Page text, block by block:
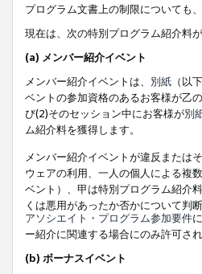
プログラム文書上の制限についても
現在は、次の特別プログラム紹介料が
(a) メンバー紹介イベント
メンバー紹介イベントは、 別紙 （以
ベントの参加資格のあるお客様が乙
び(2)そのセッション中にお客様が別
ム紹介料を獲得します。
メンバー紹介イベントが違反または
ウェアの利用、一人の個人による複
ベント）、甲は特別プログラム紹介
くは悪用があったか否かについて判断
アソシエイト・プログラム参加要件
ー紹介に関連する場合にのみ許可さ
(b) ボーナスイベント